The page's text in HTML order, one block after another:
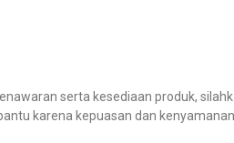
serta kesediaan produk,
karena kepuasan dan